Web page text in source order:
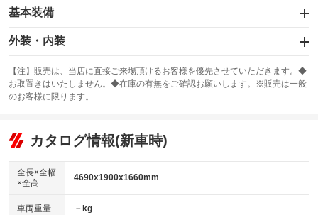
基本装備
エアバッグ：運転席/助手席/サイド
：装備あり
：装備なし
サンルーフ
：装備なし ABS
リフトアップ
：装備なし
：装備なし
パワーウィンドウ
アイドリングストップ
外装・内装
カーナビ：HDDナビ
：装備あり
TV：フルセグ
：装備あり
ビジュアル
：装備なし
：装備あり
革シート
【注】販売は、当店に直接ご来場頂けるお客様を優先させていただきます。◆
お取置きはいたしません。◆在庫の有無をご確認お願いします。※販売は一般
のお客様に限ります。
カタログ情報(新車時)
全長×全幅
×全高
4690x1900x1660mm
車両重量 －kg